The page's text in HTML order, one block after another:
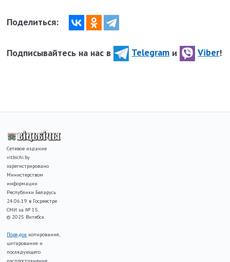
Поделиться:
Подписывайтесь на нас в Telegram и Viber!
Сетевое издание
vitbichi.by
зарегистрировано
Министерством
информации
Республики Беларусь
24.06.19 в Госреестре
СМИ за № 15.
© 2025 Витебск
Порядок копирования,
цитирования и
последующего